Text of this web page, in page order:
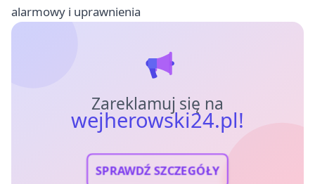
alarmowy i uprawnienia
Zareklamuj się na
wejherowski24.pl!
SPRAWDŹ SZCZEGÓŁY